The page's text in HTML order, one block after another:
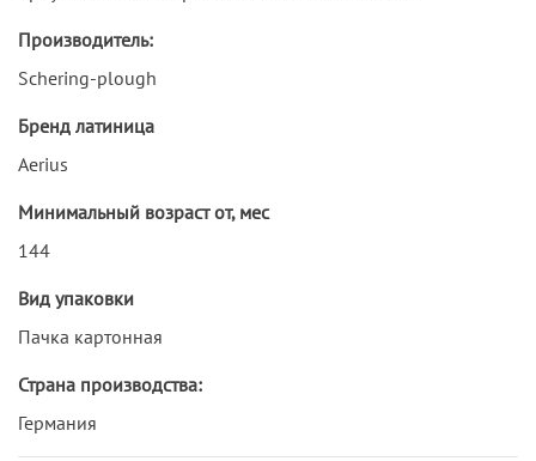
Производитель:
Schering-plough
Бренд латиница
Aerius
Минимальный возраст от, мес
144
Вид упаковки
Пачка картонная
Страна производства:
Германия